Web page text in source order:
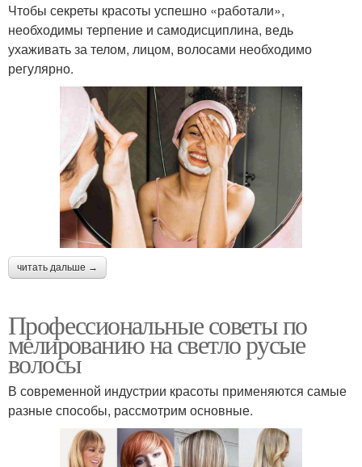
Чтобы секреты красоты успешно «работали»,
необходимы терпение и самодисциплина, ведь
ухаживать за телом, лицом, волосами необходимо
регулярно.
читать дальше →
Профессиональные советы по
мелированию на светло русые
волосы
В современной индустрии красоты применяются самые
разные способы, рассмотрим основные.